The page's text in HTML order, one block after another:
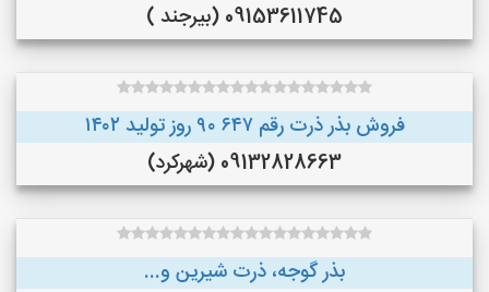
09153611745 (بیرجند )
فروش بذر ذرت رقم ۶۴۷ ۹۰ روز تولید ۱۴۰۲
09132828663 (شهرکرد)
بذر گوجه، ذرت شیرین و...